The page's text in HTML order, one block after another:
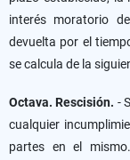
interés moratorio
devuelta por el
se calcula de la
Octava. Rescisión. -
cualquier
partes en el